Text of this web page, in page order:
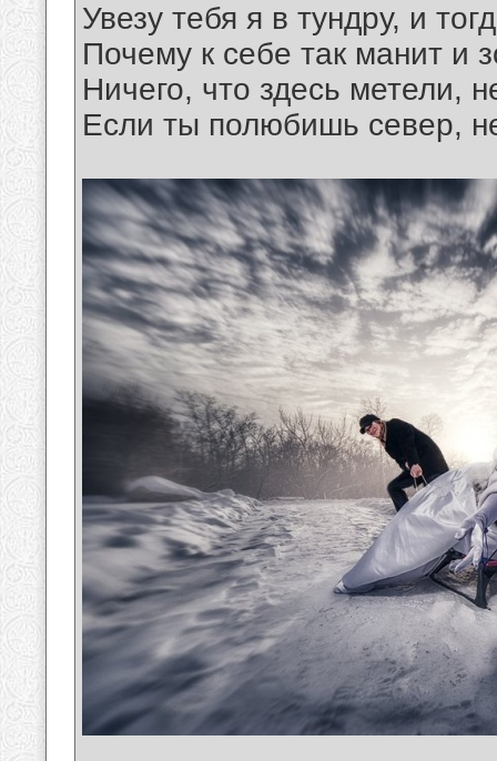
Увезу тебя я в тундру, и
Почему к себе так манит и
Ничего, что здесь метели,
Если ты полюбишь север,